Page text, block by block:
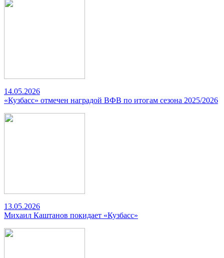
14.05.2026
«Кузбасс» отмечен наградой ВФВ по итогам сезона 2025/2026
13.05.2026
Михаил Каштанов покидает «Кузбасс»